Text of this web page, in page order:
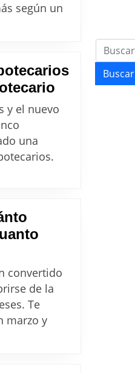
según un
Nuevos
créditos
y el nuevo
una
convertido
de la
Te
marzo y
Buscar